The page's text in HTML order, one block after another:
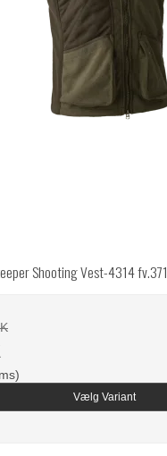
Shooting Vest-4314 fv.371
Vælg Variant